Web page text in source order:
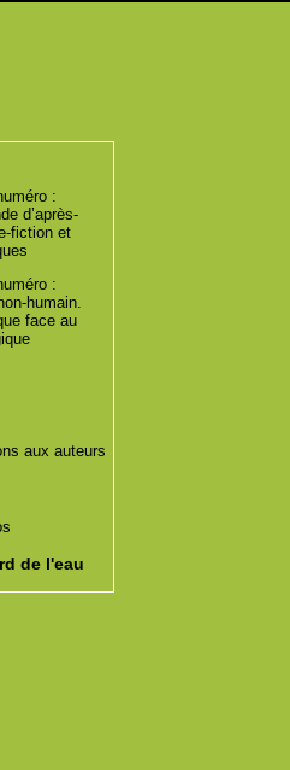
:
d’après-
fiction et
:
humain.
face au
aux auteurs
de l'eau